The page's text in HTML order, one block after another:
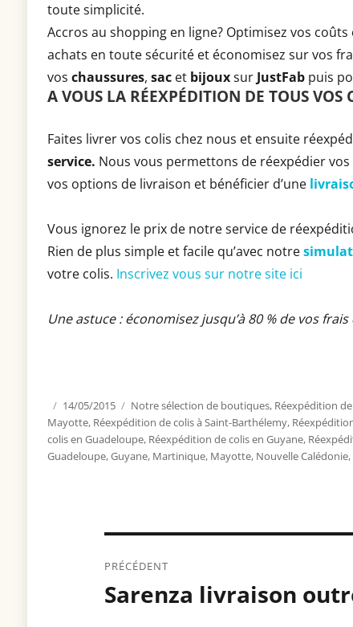
toute simplicité.
Accros au shopping en ligne? Optimisez vos
achats en toute sécurité et économisez sur vos
vos chaussures, sacet bijouxsur JustFabpuis
A VOUS LA RÉEXPÉDITION DE TOUS VOS
Faites livrer vos colis chez nous et ensuite
service. Nous vous permettons de réexpédier
vos options de livraison et bénéficier d’une
Vous ignorez le prix de notre service de
Rien de plus simple et facile qu’avec notre
votre colis. Inscrivez vous sur notre site ici
Une astuce : économisez jusqu’à 80 % de vos
Publié
le
14/05/2015 Catégories
Notre sélection de boutiques, Réexpédition
Mayotte, Réexpédition de colis à Saint-Barthélemy,
colis en Guadeloupe, Réexpédition de colis en Guyane,
Guadeloupe,Guyane, Martinique, Mayotte, Nouvelle Calédonie,
de
PRÉCÉDENT
Article
Sarenza livraison